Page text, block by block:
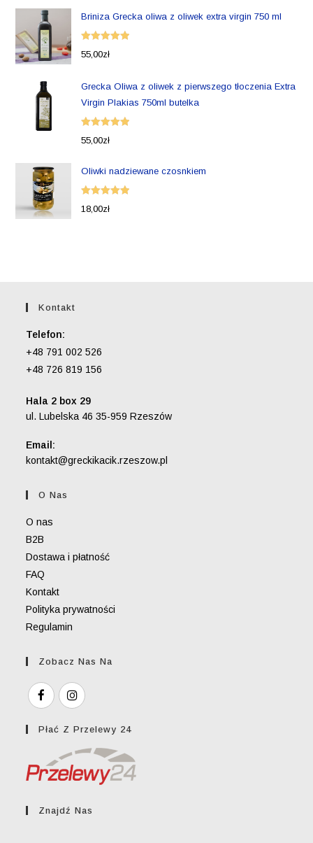
Briniza Grecka oliwa z oliwek extra virgin 750 ml
Oceniono
55,00zł
Grecka Oliwa z oliwek z pierwszego tłoczenia Extra
Virgin Plakias 750ml butelka
Oceniono
55,00zł
Oliwki nadziewane czosnkiem
Oceniono
18,00zł
Kontakt
Telefon:
+48 791 002 526
+48 726 819 156
Hala 2 box 29
ul. Lubelska 46 35-959 Rzeszów
Email:
kontakt@greckikacik.rzeszow.pl
O Nas
O nas
B2B
Dostawa i płatność
FAQ
Kontakt
Polityka prywatności
Regulamin
Zobacz Nas Na
Płać Z Przelewy 24
Znajdź Nas